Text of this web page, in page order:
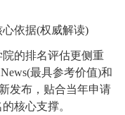
心依据(权威解读)
的排名评估更侧重
最具参考价值)和
发布，贴合当年申请
核心支撑。